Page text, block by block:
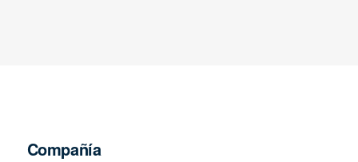
Compañía